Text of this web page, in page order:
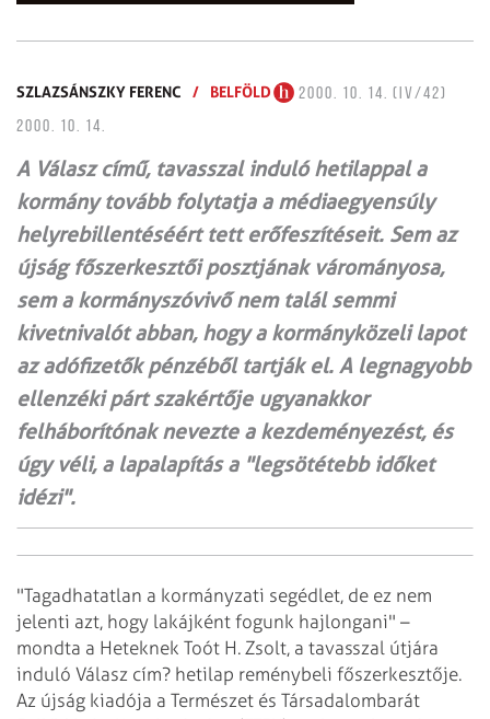
SZLAZSÁNSZKY FERENC / BELFÖLD
2000. 10. 14. (IV/42)
2000. 10. 14.
A Válasz című, tavasszal induló hetilappal a
kormány tovább folytatja a médiaegyensúly
helyrebillentéséért tett erőfeszítéseit. Sem az
újság főszerkesztői posztjának várományosa,
sem a kormányszóvivő nem talál semmi
kivetnivalót abban, hogy a kormányközeli lapot
az adófizetők pénzéből tartják el. A legnagyobb
ellenzéki párt szakértője ugyanakkor
felháborítónak nevezte a kezdeményezést, és
úgy véli, a lapalapítás a "legsötétebb időket
idézi".
"Tagadhatatlan a kormányzati segédlet, de ez nem
jelenti azt, hogy lakájként fogunk hajlongani" –
mondta a Heteknek Toót H. Zsolt, a tavasszal útjára
induló Válasz cím? hetilap reménybeli főszerkesztője.
Az újság kiadója a Természet és Társadalombarát